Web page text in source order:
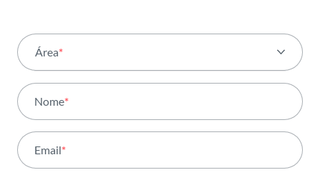
Área*
Atividade
Institucional
Nome*
Email*